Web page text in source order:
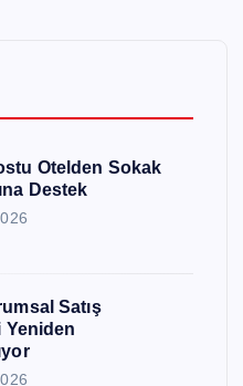
Otelden Sokak
Destek
Satış
Yeniden